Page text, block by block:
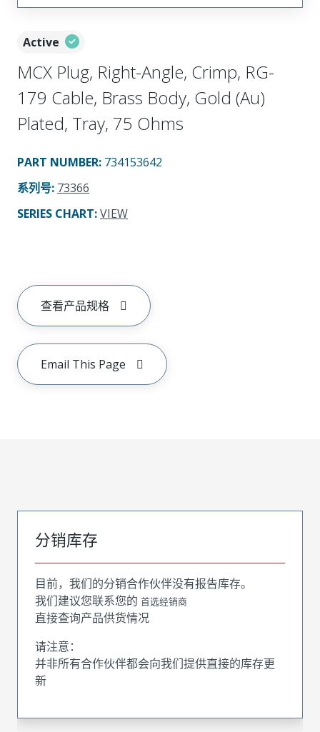
Active
MCX Plug, Right-Angle, Crimp, RG-
179 Cable, Brass Body, Gold (Au)
Plated, Tray, 75 Ohms
PART NUMBER: 734153642
系列号: 73366
SERIES CHART:VIEW
查看产品规格
Email This Page
分销库存
目前，我们的分销合作伙伴没有报告库存。
我们建议您联系您的 首选经销商
直接查询产品供货情况
请注意：
并非所有合作伙伴都会向我们提供直接的库存更
新